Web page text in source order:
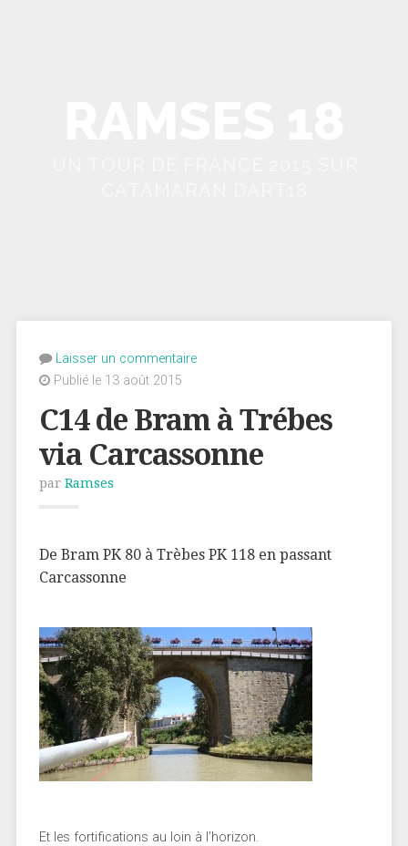
Laisser un commentaire
Publié le 13 août 2015
C14 de Bram à Trébes
via Carcassonne
par Ramses
De Bram PK 80 à Trèbes PK 118 en passant
Carcassonne
Et les fortifications au loin à l’horizon.